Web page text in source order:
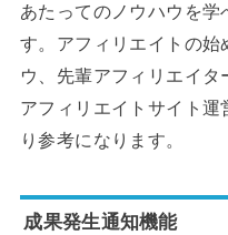
あたってのノウハウを学
す。アフィリエイトの始
ウ、先輩アフィリエイタ
アフィリエイトサイト
り参考になります。
成果発生通知機能